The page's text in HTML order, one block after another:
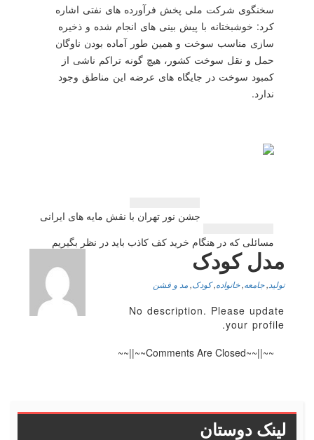
سخنگوی شركت ملی پخش فرآورده های نفتی اشاره
كرد: خوشبختانه با پیش بینی های انجام شده و ذخیره
سازی مناسب سوخت و همین طور آماده بودن ناوگان
حمل و نقل سوخت كشور، هیچ گونه تراكم ناشی از
كمبود سوخت در جایگاه های عرضه این مناطق وجود
ندارد.
نوشته
جشن نور تهران با نقش مایه های ایرانی
مسائلی كه در هنگام خرید كف كاذب باید در نظر بگیریم
مدل کودک
تولید ,جامعه,خانواده,کودک, مد و فشن
No description. Please update
your profile.
~~||~~Comments Are Closed~~||~~
لینک دوستان